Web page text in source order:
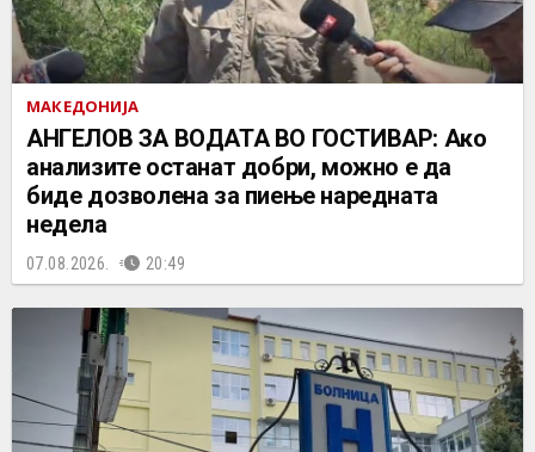
МАКЕДОНИЈА
АНГЕЛОВ ЗА ВОДАТА ВО ГОСТИВАР: Ако
анализите останат добри, можно е да
биде дозволена за пиење наредната
недела
07.08.2026. 20:49